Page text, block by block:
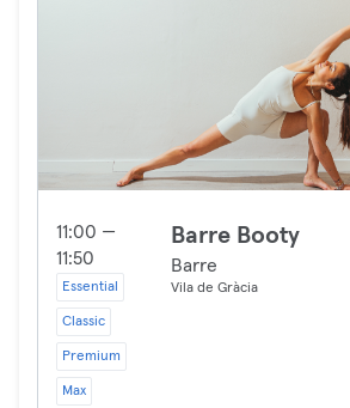
11:00 —
11:50
Essential
Classic
Premium
Max
Barre Booty
Barre
Vila de Gràcia